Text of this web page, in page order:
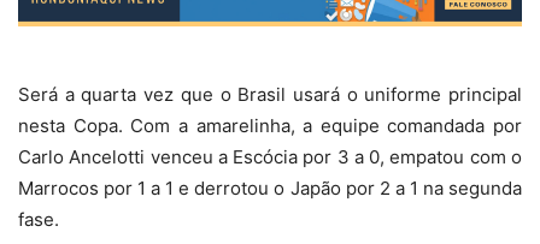
Será a quarta vez que o Brasil usará o uniforme principal
nesta Copa. Com a amarelinha, a equipe comandada por
Carlo Ancelotti venceu a Escócia por 3 a 0, empatou com o
Marrocos por 1 a 1 e derrotou o Japão por 2 a 1 na segunda
fase.